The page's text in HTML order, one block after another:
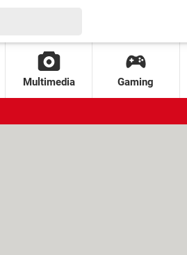
Multimedia Gaming